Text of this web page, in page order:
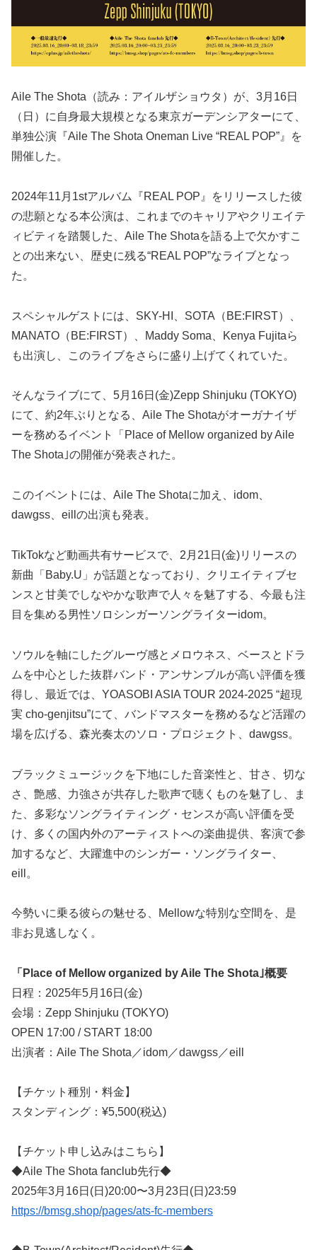
Aile The Shota（読み：アイルザショウタ）が、3月16日
（日）に自身最大規模となる東京ガーデンシアターにて、
単独公演『Aile The Shota Oneman Live “REAL POP”』を
開催した。
2024年11月1stアルバム『REAL POP』をリリースした彼
の悲願となる本公演は、これまでのキャリアやクリエイテ
ィビティを踏襲した、Aile The Shotaを語る上で欠かすこ
との出来ない、歴史に残る“REAL POP”なライブとなっ
た。
スペシャルゲストには、SKY-HI、SOTA（BE:FIRST）、
MANATO（BE:FIRST）、Maddy Soma、Kenya Fujitaら
も出演し、このライブをさらに盛り上げてくれていた。
そんなライブにて、5月16日(金)Zepp Shinjuku (TOKYO)
にて、約2年ぶりとなる、Aile The Shotaがオーガナイザ
ーを務めるイベント「Place of Mellow organized by Aile
The Shota｣の開催が発表された。
このイベントには、Aile The Shotaに加え、idom、
dawgss、eillの出演も発表。
TikTokなど動画共有サービスで、2月21日(金)リリースの
新曲「Baby.U」が話題となっており、クリエイティブセ
ンスと甘美でしなやかな歌声で人々を魅了する、今最も注
目を集める男性ソロシンガーソングライターidom。
ソウルを軸にしたグルーヴ感とメロウネス、ベースとドラ
ムを中心とした抜群バンド・アンサンブルが高い評価を獲
得し、最近では、YOASOBI ASIA TOUR 2024-2025 “超現
実 cho-genjitsu”にて、バンドマスターを務めるなど活躍の
場を広げる、森光奏太のソロ・プロジェクト、dawgss。
ブラックミュージックを下地にした音楽性と、甘さ、切な
さ、艶感、力強さが共存した歌声で聴くものを魅了し、ま
た、多彩なソングライティング・センスが高い評価を受
け、多くの国内外のアーティストへの楽曲提供、客演で参
加するなど、大躍進中のシンガー・ソングライター、
eill。
今勢いに乗る彼らの魅せる、Mellowな特別な空間を、是
非お見逃しなく。
「Place of Mellow organized by Aile The Shota｣概要
日程：2025年5月16日(金)
会場：Zepp Shinjuku (TOKYO)
OPEN 17:00 / START 18:00
出演者：Aile The Shota／idom／dawgss／eill
【チケット種別・料金】
スタンディング：¥5,500(税込)
【チケット申し込みはこちら】
◆Aile The Shota fanclub先行◆
2025年3月16日(日)20:00〜3月23日(日)23:59
https://bmsg.shop/pages/ats-fc-members